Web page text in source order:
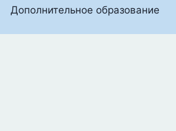
Дополнительное образование